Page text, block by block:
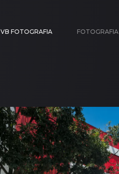
VB FOTOGRAFIA FOTOGRAFIA